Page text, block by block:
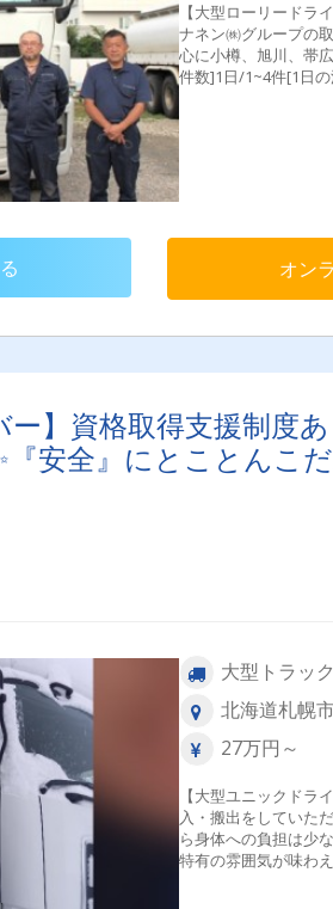
【大型ローリードラ
ナネン㈱グループの
心に小樽、旭川、帯
件数]1日/1~4件[1日
↓14:00ころ帰社
オン
ー】資格取得支援制度
安全』にとことんこ
大型トラッ
北海道札幌
27万円～
【大型ユニックドラ
入・搬出をしていた
ら身体への負担は少
特有の雰囲気が味わ